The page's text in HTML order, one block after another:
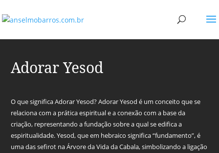
Adorar Yesod
O que significa Adorar Yesod? Adorar Yesod é um conceito que se
relaciona com a prática espiritual e a conexão com a base da
criação, representando a fundação sobre a qual se edifica a
espiritualidade. Yesod, que em hebraico significa “fundamento”, é
uma das sefirot na Árvore da Vida da Cabala, simbolizando a ligação